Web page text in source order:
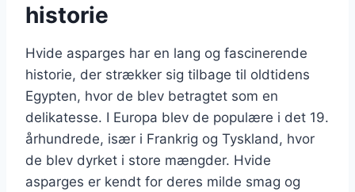
historie
Hvide asparges har en lang og fascinerende
historie, der strækker sig tilbage til oldtidens
Egypten, hvor de blev betragtet som en
delikatesse. I Europa blev de populære i det 19.
århundrede, især i Frankrig og Tyskland, hvor
de blev dyrket i store mængder. Hvide
asparges er kendt for deres milde smag og